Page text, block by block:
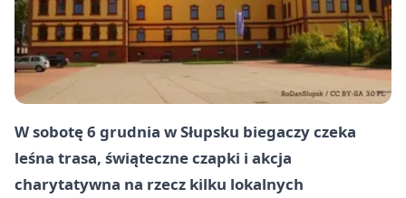
W sobotę 6 grudnia w Słupsku biegaczy czeka
leśna trasa, świąteczne czapki i akcja
charytatywna na rzecz kilku lokalnych